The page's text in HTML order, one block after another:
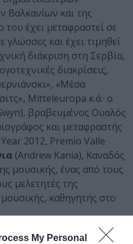
My Personal
και της
έχει μεταφραστεί σε
γλώσσες και έχει τιμηθεί
διάκριση στη Σερβία,
διακρίσεις,
«Μέσα
Mitteleuropa κ.ά.· ο
βραβευμένος Ουαλός
και μεταφραστής
2012, Premio Valle
(Andrew Kania), Καναδός
μουσικής, ένας από τους
μελετητές της
καθηγητής στο
Αμερικανίδα